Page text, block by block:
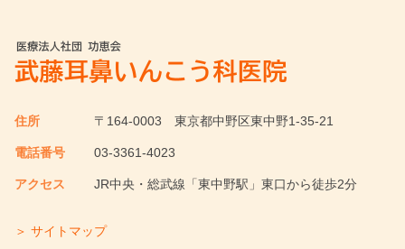
住所 〒164-0003 東京都中野区東中野1-35-21
電話番号 03-3361-4023
アクセス JR中央・総武線「東中野駅」東口から徒歩2分
＞ サイトマップ